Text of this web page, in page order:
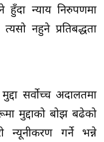
न्याय निरुपणमा
नहुने प्रतिबद्धता
सर्वोच्च अदालतमा
मुद्दाको बोझ बढेको
न्यूनीकरण गर्ने भन्ने